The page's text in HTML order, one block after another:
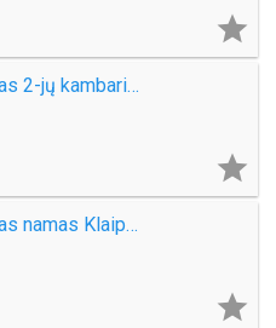

Parduodamas 2-jų kambarių su holu butas Bandužių g.

Parduodamas namas Klaipėdos mieste
